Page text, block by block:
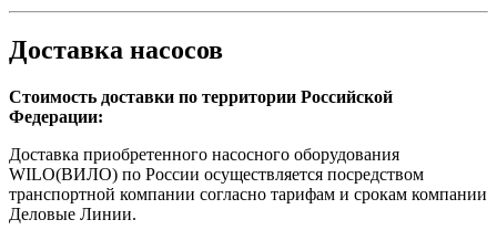
Доставка насосов
Стоимость доставки по территории Российской
Федерации:
Доставка приобретенного насосного оборудования
WILO(ВИЛО) по России осуществляется посредством
транспортной компании согласно тарифам и срокам компании
Деловые Линии.